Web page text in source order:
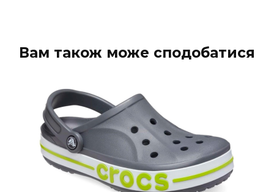
Вам також може сподобатися